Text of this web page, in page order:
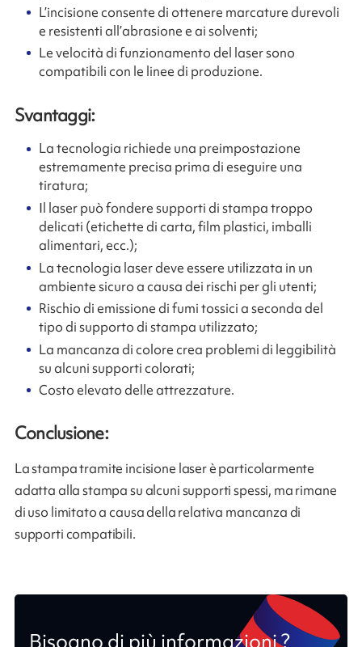
L’incisione consente di ottenere marcature durevoli
e resistenti all’abrasione e ai solventi;
Le velocità di funzionamento del laser sono
compatibili con le linee di produzione.
Svantaggi:
La tecnologia richiede una preimpostazione
estremamente precisa prima di eseguire una
tiratura;
Il laser può fondere supporti di stampa troppo
delicati (etichette di carta, film plastici, imballi
alimentari, ecc.);
La tecnologia laser deve essere utilizzata in un
ambiente sicuro a causa dei rischi per gli utenti;
Rischio di emissione di fumi tossici a seconda del
tipo di supporto di stampa utilizzato;
La mancanza di colore crea problemi di leggibilità
su alcuni supporti colorati;
Costo elevato delle attrezzature.
Conclusione:
La stampa tramite incisione laser è particolarmente
adatta alla stampa su alcuni supporti spessi, ma rimane
di uso limitato a causa della relativa mancanza di
supporti compatibili.